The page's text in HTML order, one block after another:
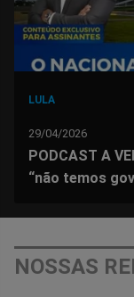
LULA
29/04/2026
PODCAST A
“não temos
NOSSAS